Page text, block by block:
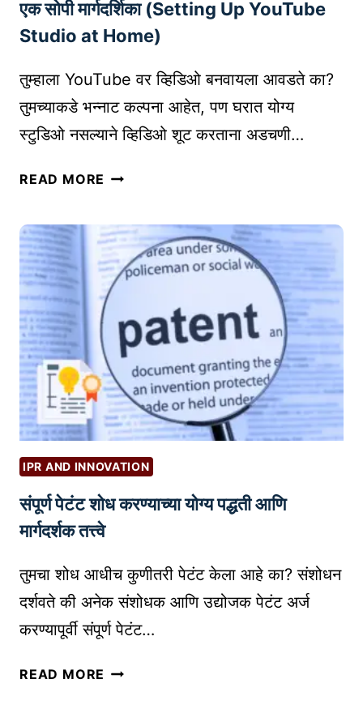
H
I
A
L
N
A
T
I
O
N
E
म
द
ती
क
क
मा
ई
चं
सा
न
ब
न
वू
श
क
?
एक सोपी मार्गदर्शिका (Setting Up YouTube
Studio at Home)
तुम्हाला YouTube वर व्हिडिओ बनवायला आवडते का?
तुमच्याकडे भन्नाट कल्पना आहेत, पण घरात योग्य
स्टुडिओ नसल्याने व्हिडिओ शूट करताना अडचणी…
READ MORE घ
घ
री
Y
O
T
U
B
E
स्टु
डि
ओ
क
सा
या
क
रा
IPR AND INNOVATION
संपूर्ण पेटंट शोध करण्याच्या योग्य पद्धती आणि
मार्गदर्शक तत्त्वे
तुमचा शोध आधीच कुणीतरी पेटंट केला आहे का? संशोधन
दर्शवते की अनेक संशोधक आणि उद्योजक पेटंट अर्ज
करण्यापूर्वी संपूर्ण पेटंट…
READ MORE सं